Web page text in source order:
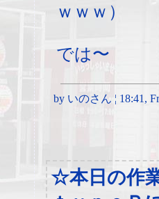
ｗｗｗ）
では〜
by いのさん ¦ 18:41,
☆本日の作